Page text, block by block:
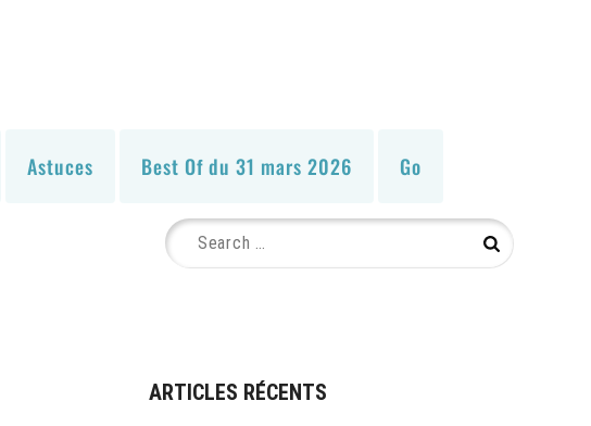
Astuces Best Of du 31 mars 2026 Go
Search
for:
Search
ARTICLES RÉCENTS